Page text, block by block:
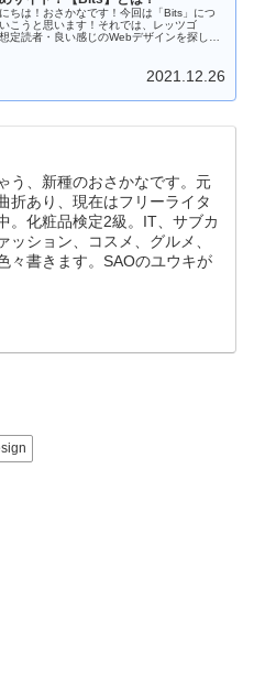
ちは！おさかなです！今回は「Bits」につ
こうと思います！それでは、レッツゴ
定読者・良い感じのWebデザインを探して
2021.12.26
う、新種のおさかなです。元
折あり、現在はフリーライタ
。化粧品検定2級。IT、サブカ
ッション、コスメ、グルメ、
々書きます。SAOのユウキが